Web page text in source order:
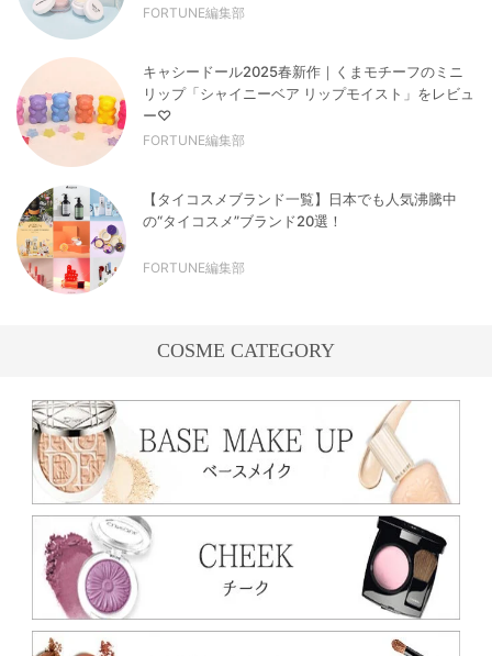
FORTUNE編集部
キャシードール2025春新作｜くまモチーフのミニ
リップ「シャイニーベア リップモイスト」をレビュ
ー♡
FORTUNE編集部
【タイコスメブランド一覧】日本でも人気沸騰中
の“タイコスメ”ブランド20選！
FORTUNE編集部
COSME CATEGORY